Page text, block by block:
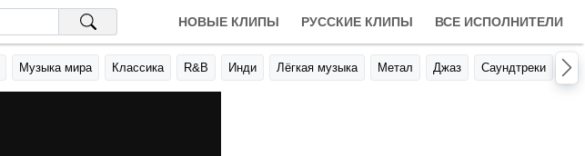
НОВЫЕ КЛИПЫ РУССКИЕ КЛИПЫ ВСЕ ИСПОЛНИТЕЛИ
Музыка мира Классика R&B Инди Лёгкая музыка Метал Джаз Саундтреки